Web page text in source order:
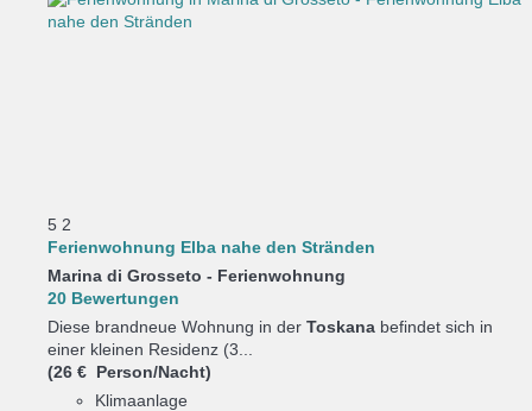
5 2
Ferienwohnung Elba nahe den Stränden
Marina di Grosseto - Ferienwohnung
20 Bewertungen
Diese brandneue Wohnung in der Toskana befindet sich in
einer kleinen Residenz (3...
(26 € Person/Nacht)
Klimaanlage